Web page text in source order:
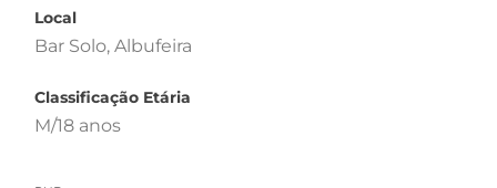
Local
Bar Solo, Albufeira
Classificação Etária
M/18 anos